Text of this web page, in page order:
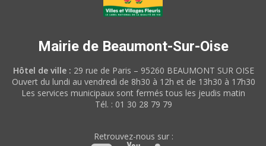
Mairie de Beaumont-Sur-Oise
Hôtel de ville : 29 rue de Paris – 95260 BEAUMONT SUR OISE
Ouvert du lundi au vendredi de 8h30 à 12h et de 13h30 à 17h30
Les services municipaux sont fermés tous les jeudis matin
Tél. : 01 30 28 79 79
Retrouvez-nous sur :